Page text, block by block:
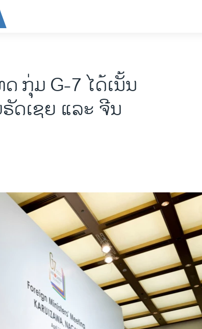
ກຸ່ມ G-7 ໄດ້ເນັ້ນ
ດເຊຍ ແລະ ຈີນ